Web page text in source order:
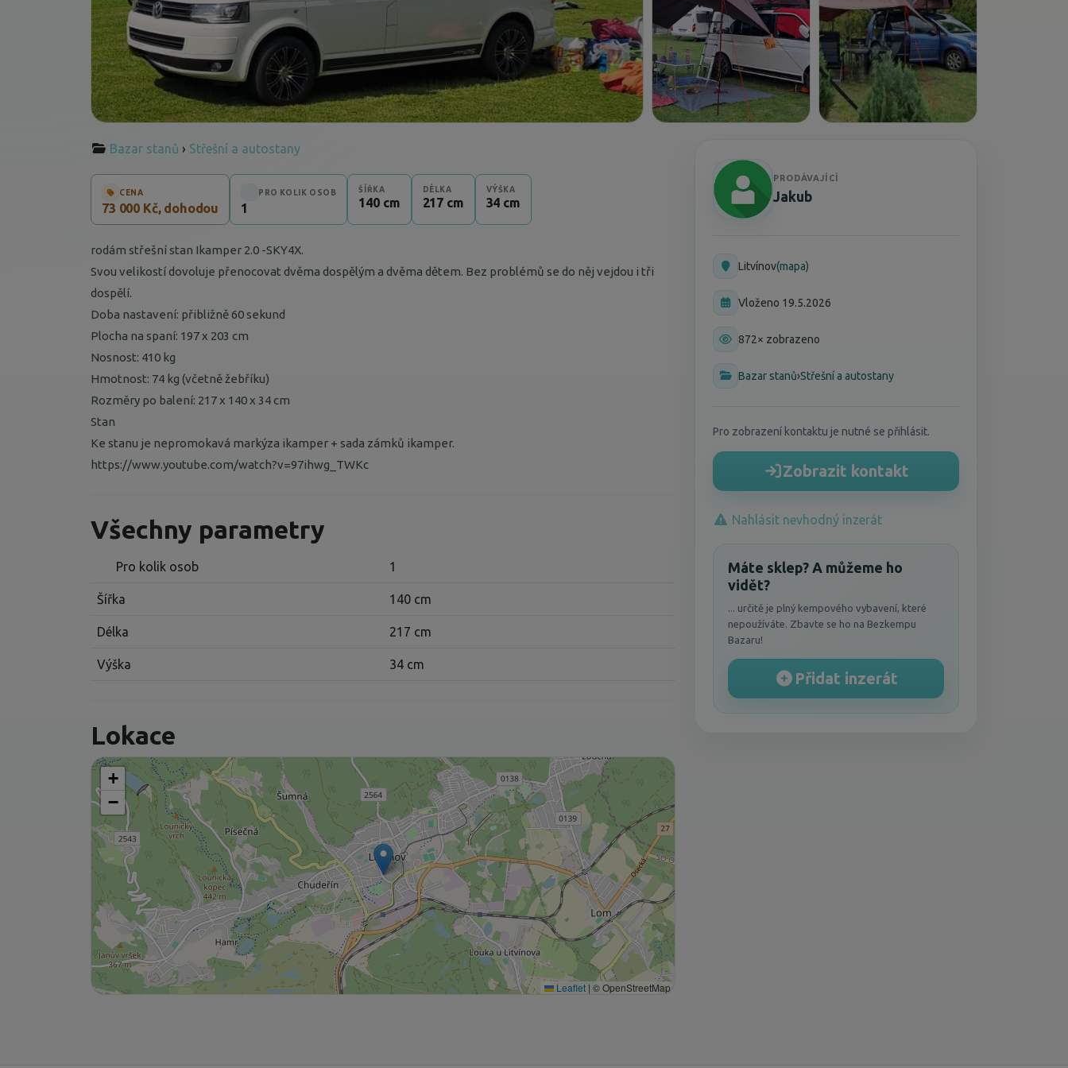
Bazar stanů › Střešní a autostany
CENA
73 000 Kč, dohodou
PRO KOLIK OSOB
1
ŠÍŘKA
140 cm
DÉLKA
217 cm
VÝŠKA
34 cm
rodám střešní stan Ikamper 2.0 -SKY4X.
Svou velikostí dovoluje přenocovat dvěma dospělým a dvěma dětem. Bez problémů se do něj vejdou i tři
dospělí.
Doba nastavení: přibližně 60 sekund
Plocha na spaní: 197 x 203 cm
Nosnost: 410 kg
Hmotnost: 74 kg (včetně žebříku)
Rozměry po balení: 217 x 140 x 34 cm
Stan
Ke stanu je nepromokavá markýza ikamper + sada zámků ikamper.
https://www.youtube.com/watch?v=97ihwg_TWKc
Všechny parametry
Pro kolik osob 1
Šířka 140 cm
Délka 217 cm
Výška 34 cm
Lokace
+
−
Leaflet | © OpenStreetMap
PRODÁVAJÍCÍ
Jakub
Litvínov(mapa)
Vloženo 19.5.2026
872× zobrazeno
Bazar stanů›Střešní a autostany
Pro zobrazení kontaktu je nutné se přihlásit.
Zobrazit kontakt
Nahlásit nevhodný inzerát
Máte sklep? A můžeme ho
vidět?
... určitě je plný kempového vybavení, které
nepoužíváte. Zbavte se ho na Bezkempu
Bazaru!
Přidat inzerát